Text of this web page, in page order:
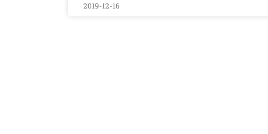
2019-12-16